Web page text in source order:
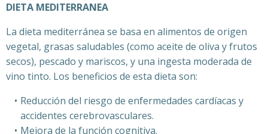
DIETA MEDITERRANEA
La dieta mediterránea se basa en alimentos de origen
vegetal, grasas saludables (como aceite de oliva y frutos
secos), pescado y mariscos, y una ingesta moderada de
vino tinto. Los beneficios de esta dieta son:
Reducción del riesgo de enfermedades cardíacas y
accidentes cerebrovasculares.
Mejora de la función cognitiva.